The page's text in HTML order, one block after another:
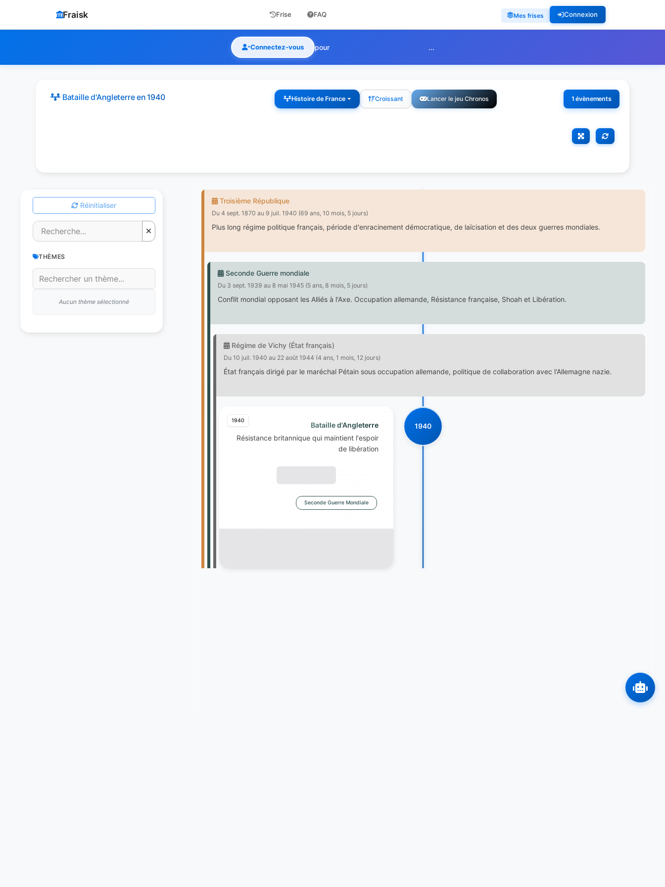
Fraisk Mes frises Connexion
Frise FAQ
Connectez-vous pour ...
1 évènements
Bataille d'Angleterreen 1940 Histoire de France Croissant Lancer le jeu Chronos
Réinitialiser
THÈMES
Aucun thème sélectionné
Troisième République
Du 4 sept. 1870 au 9 juil. 1940 (69 ans, 10 mois, 5 jours)
Plus long régime politique français, période d'enracinement démocratique, de laïcisation et des deux guerres mondiales.
Seconde Guerre mondiale
Du 3 sept. 1939 au 8 mai 1945 (5 ans, 8 mois, 5 jours)
Conflit mondial opposant les Alliés à l'Axe. Occupation allemande, Résistance française, Shoah et Libération.
Régime de Vichy (État français)
Du 10 juil. 1940 au 22 août 1944 (4 ans, 1 mois, 12 jours)
État français dirigé par le maréchal Pétain sous occupation allemande, politique de collaboration avec l'Allemagne nazie.
1940
1940
Bataille d'Angleterre
Résistance britannique qui maintient l'espoir
de libération
Seconde Guerre Mondiale